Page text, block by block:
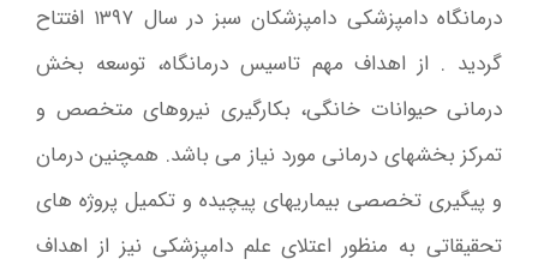
درمانگاه دامپزشکی دامپزشکان سبز در سال ۱۳۹۷ افتتاح
گردید . از اهداف مهم تاسیس درمانگاه، توسعه بخش
درمانی حیوانات خانگی، بکارگیری نیروهای متخصص و
تمرکز بخشهای درمانی مورد نیاز می باشد. همچنین درمان
و پیگیری تخصصی بیماریهای پیچیده و تکمیل پروژه های
تحقیقاتی به منظور اعتلای علم دامپزشکی نیز از اهداف